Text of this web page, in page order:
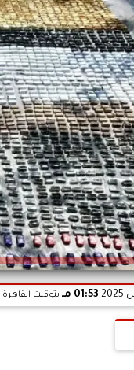
01:53 مـ بتوقيت القاهرة